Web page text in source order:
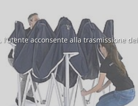
acconsente alla trasmissione